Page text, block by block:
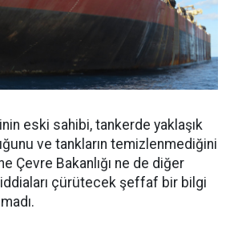
eski sahibi, tankerde yaklaşık
ve tankların temizlenmediğini
Çevre Bakanlığı ne de diğer
çürütecek şeffaf bir bilgi